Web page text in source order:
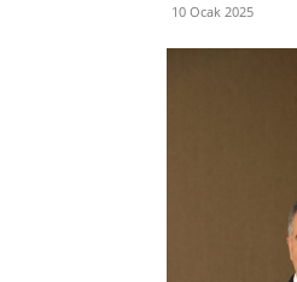
10 Ocak 2025